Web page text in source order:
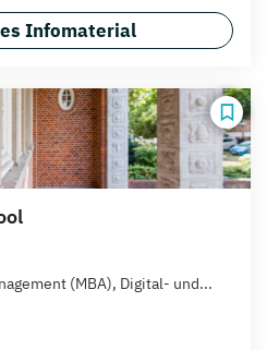
Infomaterial
(MBA), Digital- und...